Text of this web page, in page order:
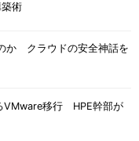
術
か クラウドの安全神話を
VMware移行 HPE幹部が